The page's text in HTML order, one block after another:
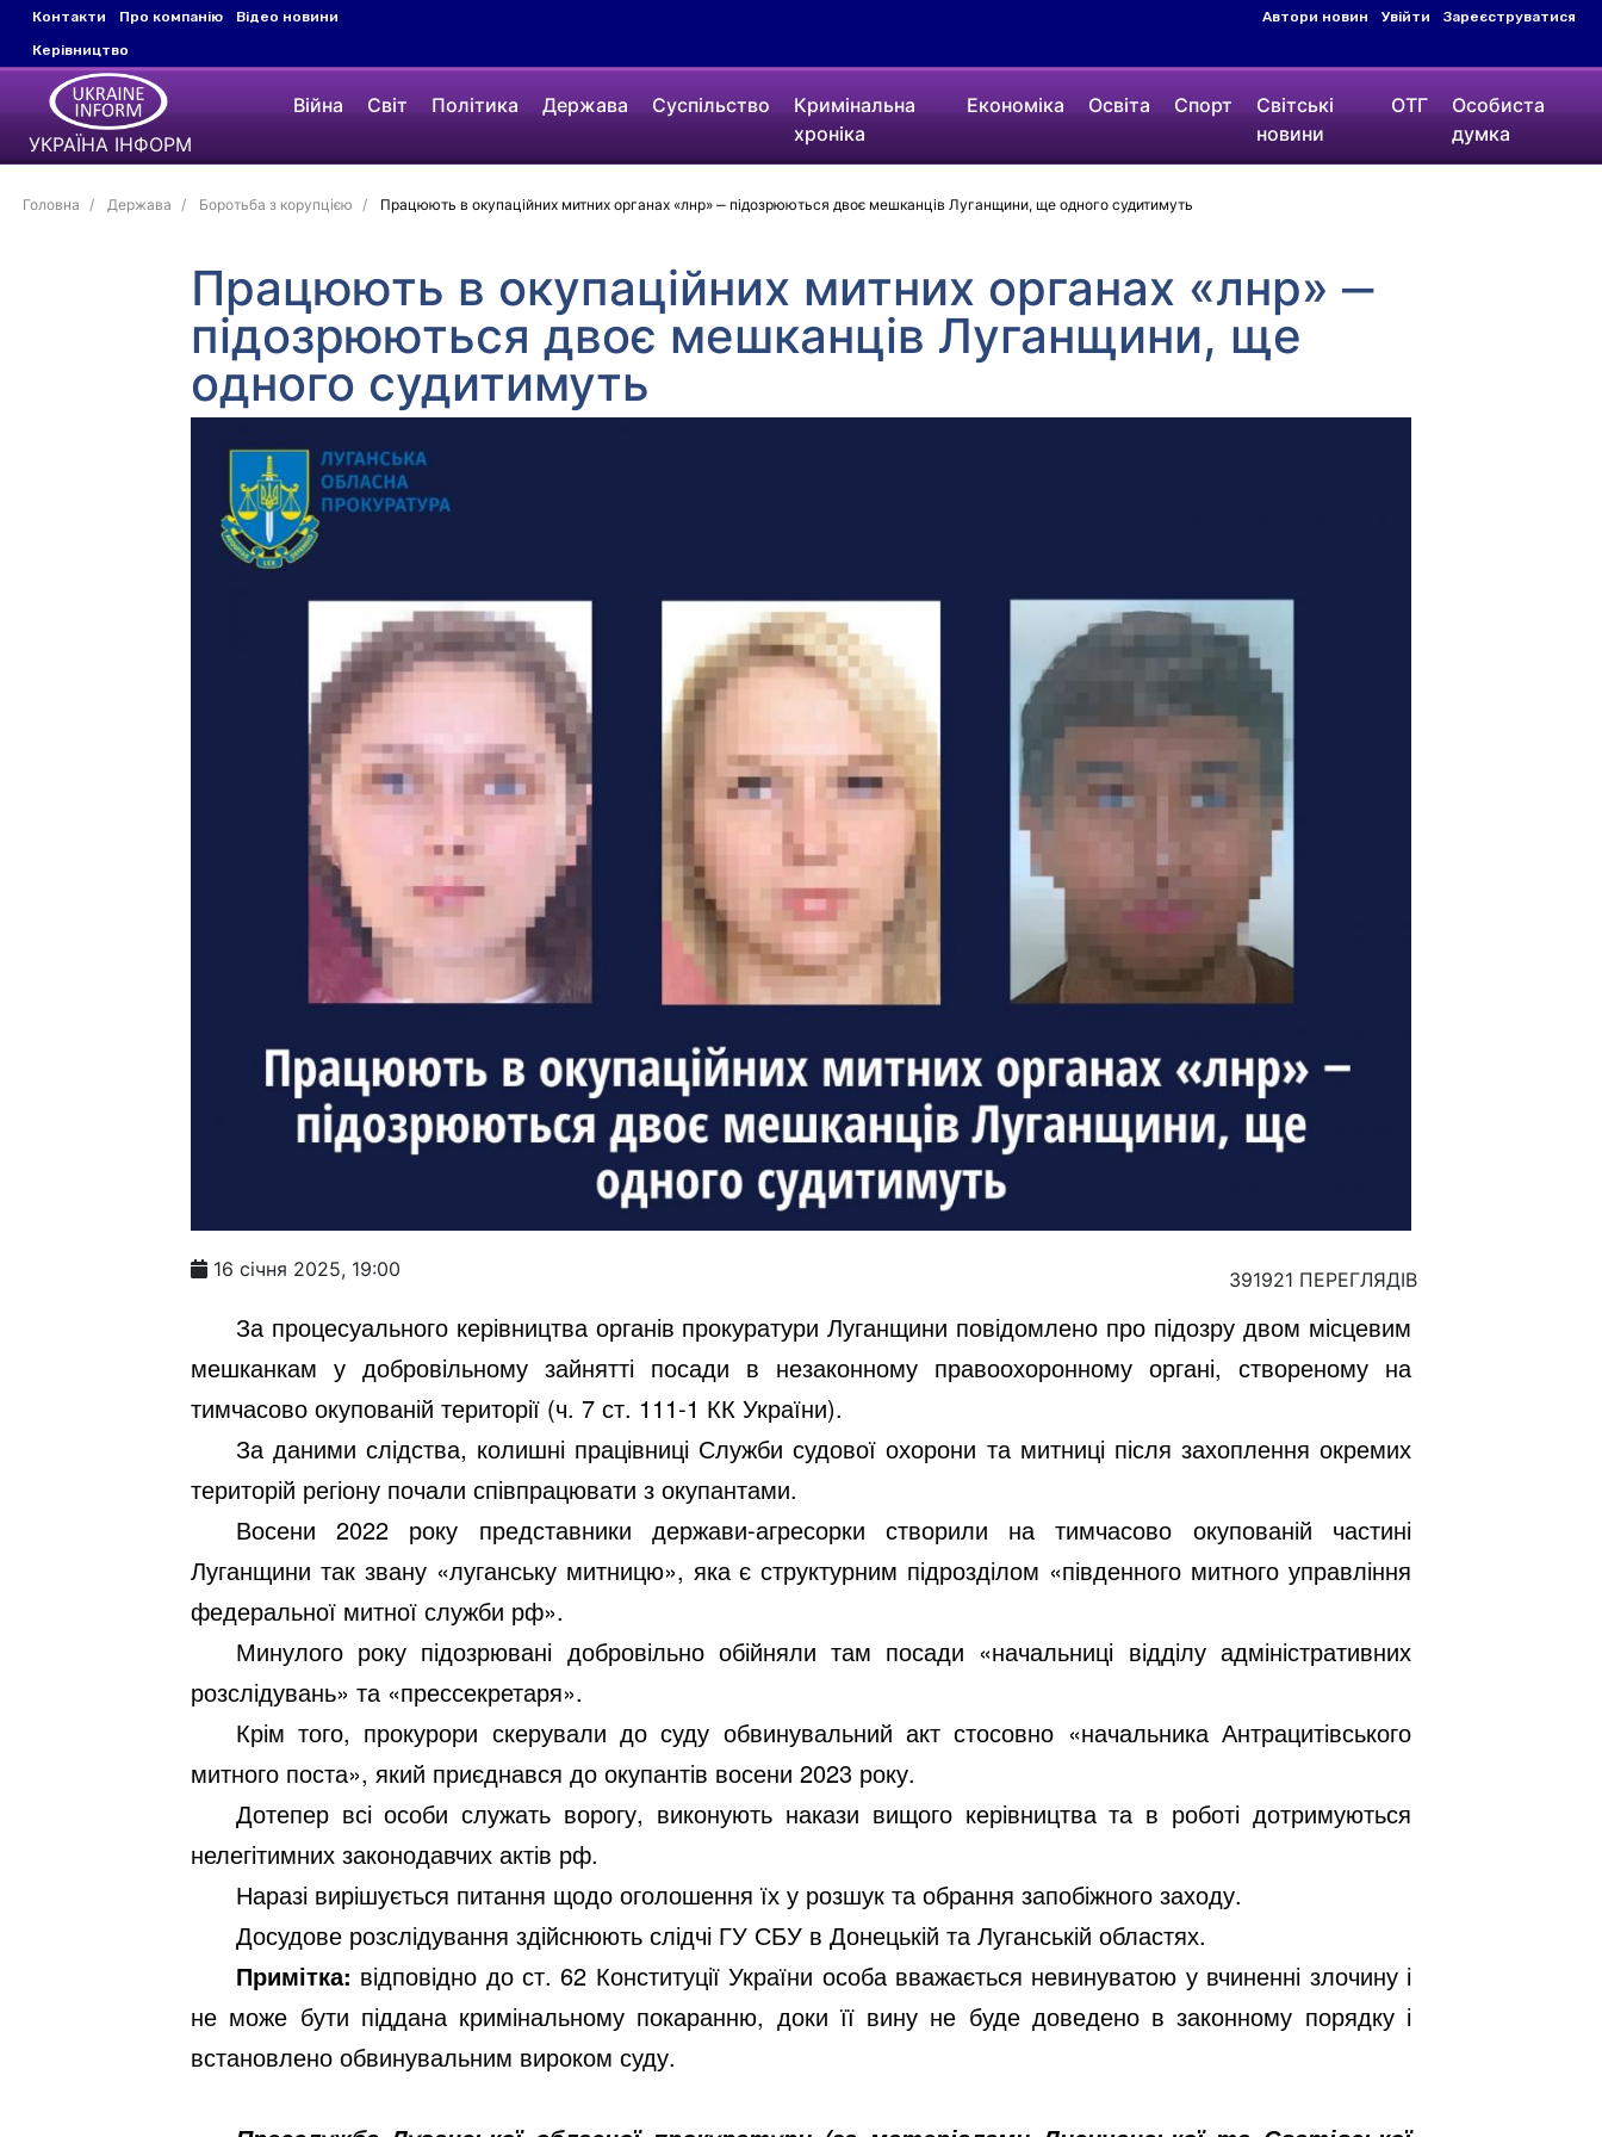
Контакти Про компанію
Відео новини
Керівництво
Автори новин Увійти Зареєструватися
УКРАЇНА ІНФОРМ
Війна Світ Політика Держава Суспільство
Кримінальна
хроніка
Економіка Освіта Спорт
Світські
новини
ОТГ
Особиста
думка
Головна Держава Боротьба з корупцією Працюють в окупаційних митних органах «лнр» ‒ підозрюються двоє мешканців Луганщини, ще одного судитимуть
Працюють в окупаційних митних органах «лнр» ‒
підозрюються двоє мешканців Луганщини, ще
одного судитимуть
16 січня 2025, 19:00 391921 ПЕРЕГЛЯДІВ
За процесуального керівництва органів прокуратури Луганщини повідомлено про підозру двом місцевим
мешканкам у добровільному зайнятті посади в незаконному правоохоронному органі, створеному на
тимчасово окупованій території (ч. 7 ст. 111-1 КК України).
За даними слідства, колишні працівниці Служби судової охорони та митниці після захоплення окремих
територій регіону почали співпрацювати з окупантами.
Восени 2022 року представники держави-агресорки створили на тимчасово окупованій частині
Луганщини так звану «луганську митницю», яка є структурним підрозділом «південного митного управління
федеральної митної служби рф».
Минулого року підозрювані добровільно обійняли там посади «начальниці відділу адміністративних
розслідувань» та «прессекретаря».
Крім того, прокурори скерували до суду обвинувальний акт стосовно «начальника Антрацитівського
митного поста», який приєднався до окупантів восени 2023 року.
Дотепер всі особи служать ворогу, виконують накази вищого керівництва та в роботі дотримуються
нелегітимних законодавчих актів рф.
Наразі вирішується питання щодо оголошення їх у розшук та обрання запобіжного заходу.
Досудове розслідування здійснюють слідчі ГУ СБУ в Донецькій та Луганській областях.
Примітка: відповідно до ст. 62 Конституції України особа вважається невинуватою у вчиненні злочину і
не може бути піддана кримінальному покаранню, доки її вину не буде доведено в законному порядку і
встановлено обвинувальним вироком суду.